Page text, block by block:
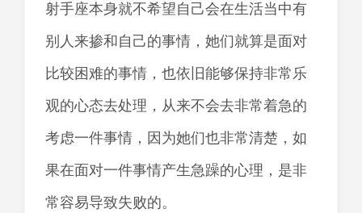
射手座本身就不希望自己会在生活当中有
别人来掺和自己的事情，她们就算是面对
比较困难的事情，也依旧能够保持非常乐
观的心态去处理，从来不会去非常着急的
考虑一件事情，因为她们也非常清楚，如
果在面对一件事情产生急躁的心理，是非
常容易导致失败的。